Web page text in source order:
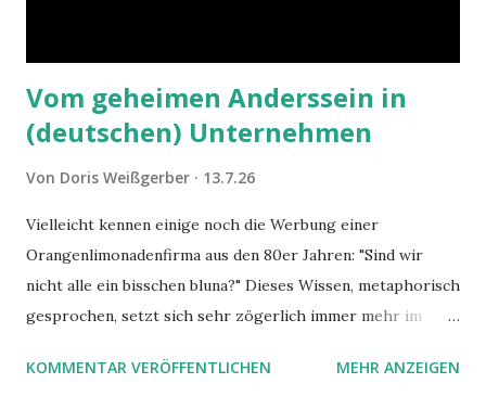
Vom geheimen Anderssein in
(deutschen) Unternehmen
Von Doris Weißgerber 13.7.26
Vielleicht kennen einige noch die Werbung einer
Orangenlimonadenfirma aus den 80er Jahren: "Sind wir
nicht alle ein bisschen bluna?" Dieses Wissen, metaphorisch
gesprochen, setzt sich sehr zögerlich immer mehr im
gleich. Im Arbeitskontext kann es zu nicht verstandenen
KOMMENTAR VERÖFFENTLICHEN MEHR ANZEIGEN